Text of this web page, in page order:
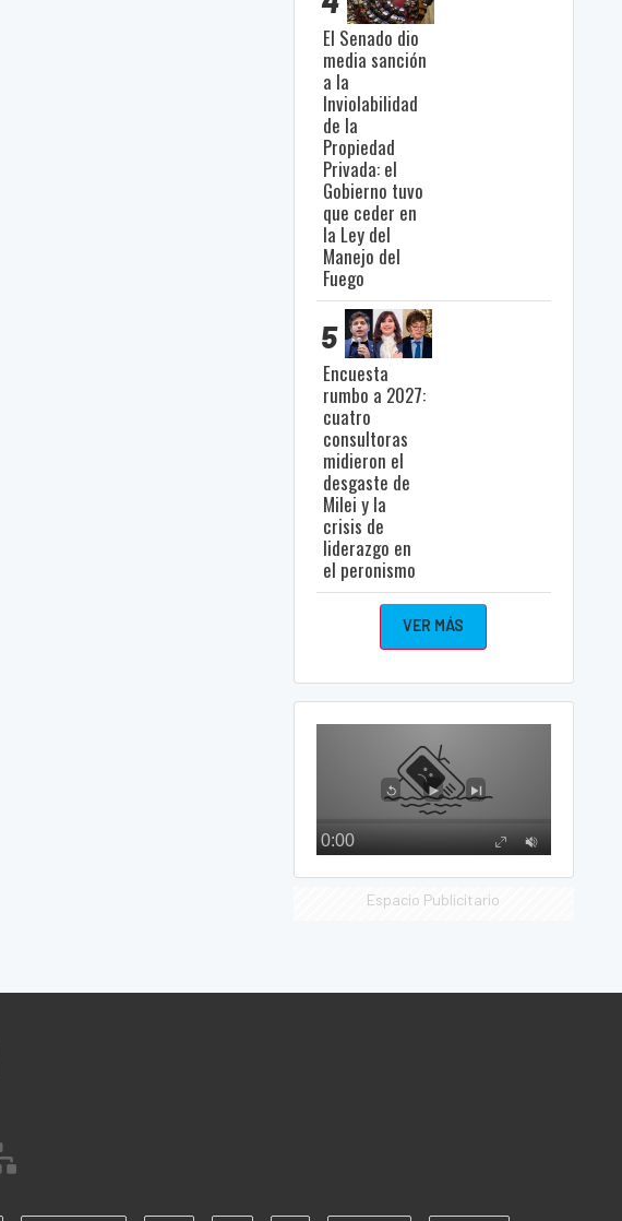
El Senado dio
media sanción
a la
Inviolabilidad
de la
Propiedad
Privada: el
Gobierno tuvo
que ceder en
la Ley del
Manejo del
Fuego
5
Encuesta
rumbo a 2027:
cuatro
consultoras
midieron el
desgaste de
Milei y la
crisis de
liderazgo en
el peronismo
VER MÁS
Espacio Publicitario